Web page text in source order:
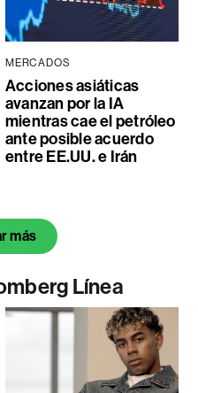
MERCADOS
Acciones asiáticas
avanzan por la IA
mientras cae el petróleo
ante posible acuerdo
entre EE.UU. e Irán
más
Línea